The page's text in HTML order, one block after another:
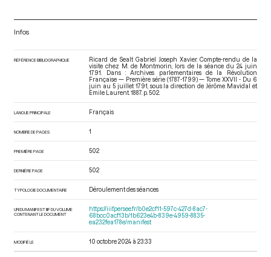
Infos
RÉFÉRENCE BIBLIOGRAPHIQUE
Ricard de Sealt Gabriel Joseph Xavier. Compte-rendu de la
visite chez M. de Montmorin, lors de la séance du 24 juin
1791. Dans : Archives parlementaires de la Révolution
Française — Première série (1787-1799) — Tome XXVII - Du 6
juin au 5 juillet 1791 , sous la direction de Jérôme Mavidal et
Emile Laurent. 1887. p. 502.
LANGUE PRINCIPALE Français
NOMBRE DE PAGES 1
PREMIÈRE PAGE 502
DERNIÈRE PAGE 502
TYPOLOGIE DOCUMENTAIRE Déroulement des séances
URI DU MANIFEST IIIF DU VOLUME
CONTENANT LE DOCUMENT
https://iiif.persee.fr/b0e2cf11-597c-427d-8ac7-
68bcc0acf13b/1b623e4b-839e-4959-8835-
ea232fea178e/manifest
MODIFIÉ LE 10 octobre 2024 à 23:33